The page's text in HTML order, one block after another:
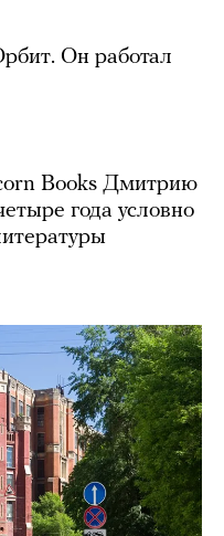
Он работал
Books Дмитрию
года условно